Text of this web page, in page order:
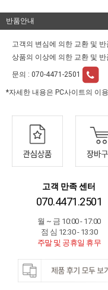
반품안내
고객의 변심에 의한 교환 및
상품의 이상에 의한 교환 및
문의 : 070-4471-2501
*자세한 내용은 PC사이트의 이
고객 만족 센터
070.4471.2501
월 ~ 금 10:00 - 17:00
점 심 12:30 - 13:30
주말 및 공휴일 휴무